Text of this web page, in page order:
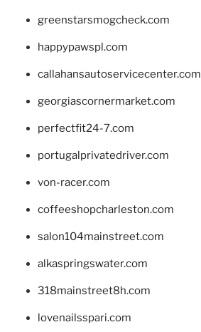
greenstarsmogcheck.com
happypawspl.com
callahansautoservicecenter.com
georgiascornermarket.com
perfectfit24-7.com
portugalprivatedriver.com
von-racer.com
coffeeshopcharleston.com
salon104mainstreet.com
alkaspringswater.com
318mainstreet8h.com
lovenailsspari.com